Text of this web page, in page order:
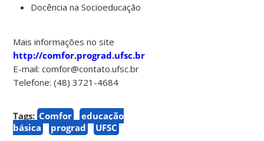
Docência na Socioeducação
Mais informações no site
http://comfor.prograd.ufsc.br
E-mail: comfor@contato.ufsc.br
Telefone: (48) 3721-4684
Tags: Comfor
educação
básica
prograd UFSC